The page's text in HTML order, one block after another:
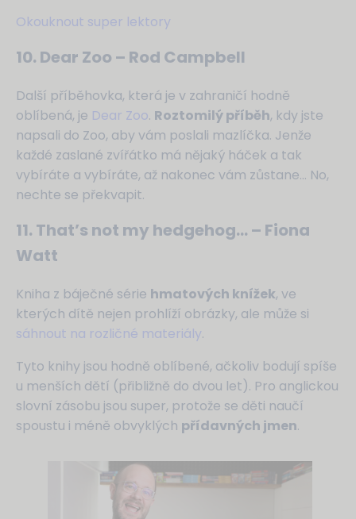
Okouknout super lektory
10. Dear Zoo – Rod Campbell
Další příběhovka, která je v zahraničí hodně
oblíbená, je Dear Zoo. Roztomilý příběh, kdy jste
napsali do Zoo, aby vám poslali mazlíčka. Jenže
každé zaslané zvířátko má nějaký háček a tak
vybíráte a vybíráte, až nakonec vám zůstane… No,
nechte se překvapit.
11. That’s not my hedgehog… – Fiona
Watt
Kniha z báječné série hmatových knížek, ve
kterých dítě nejen prohlíží obrázky, ale může si
sáhnout na rozličné materiály.
Tyto knihy jsou hodně oblíbené, ačkoliv bodují spíše
u menších dětí (přibližně do dvou let). Pro anglickou
slovní zásobu jsou super, protože se děti naučí
spoustu i méně obvyklých přídavných jmen.